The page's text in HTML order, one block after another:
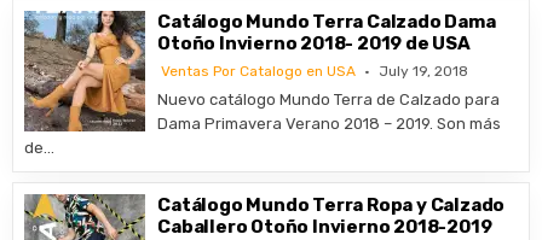
Catálogo Mundo Terra Calzado Dama
Otoño Invierno 2018- 2019 de USA
Ventas Por Catalogo en USA July 19, 2018
Nuevo catálogo Mundo Terra de Calzado para
Dama Primavera Verano 2018 – 2019. Son más
de…
Catálogo Mundo Terra Ropa y Calzado
Caballero Otoño Invierno 2018-2019